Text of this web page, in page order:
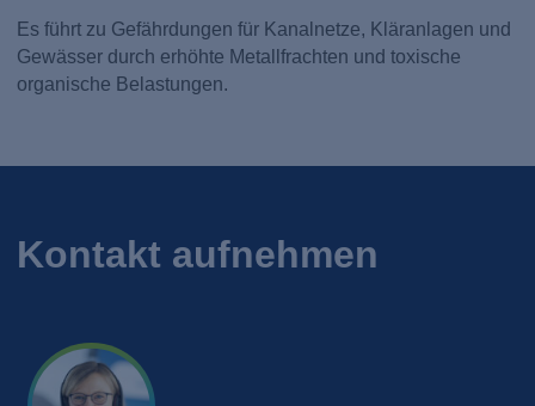
Es führt zu Gefährdungen für Kanalnetze, Kläranlagen und
Gewässer durch erhöhte Metallfrachten und toxische
organische Belastungen.
Kontakt aufnehmen